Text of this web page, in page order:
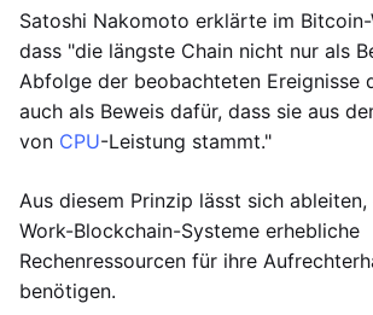
Satoshi Nakomoto erklärte im Bitcoin-
dass "die längste Chain nicht nur als
Abfolge der beobachteten Ereignisse
auch als Beweis dafür, dass sie aus
von CPU-Leistung stammt."
Aus diesem Prinzip lässt sich
Work-Blockchain-Systeme erhebliche
Rechenressourcen für ihre
benötigen.